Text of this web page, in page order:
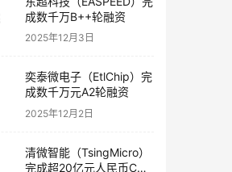
成数千万B++轮融资
2025年12月3日
奕泰微电子（EtlChip）完
成数千万元A2轮融资
2025年12月2日
清微智能（TsingMicro）
完成超20亿元人民币C轮